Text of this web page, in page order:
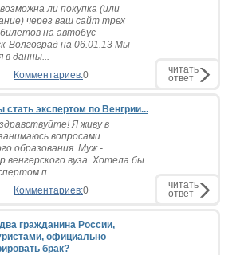
ли покупка (или
через ваш сайт трех
на автобус
Волгоград на 06.01.13 Мы
в данны...
Комментариев:0 читать
ответ
стать экспертом по Венгрии...
Я живу в
вопросами
образования. Муж -
венгерского вуза. Хотела бы
п...
Комментариев:0 читать
ответ
гражданина России,
официально
брак?